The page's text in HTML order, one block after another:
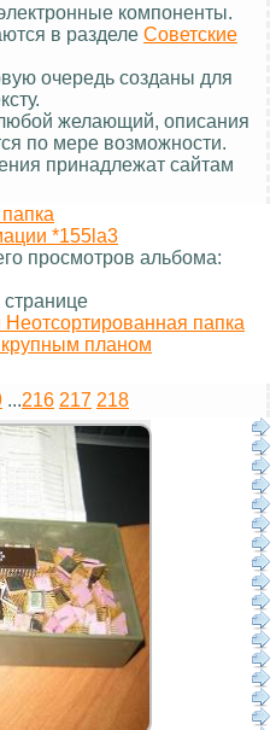
компоненты.
в разделе Советские
очередь созданы для
желающий, описания
по мере возможности.
принадлежат сайтам
*155la3
просмотров альбома:
папка
планом
...216 217 218